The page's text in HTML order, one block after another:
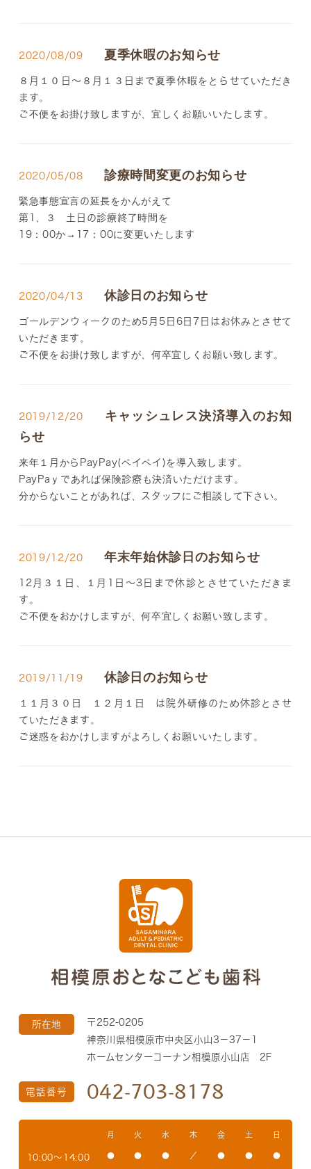
2020/08/09 夏季休暇のお知らせ
８月１０日～８月１３日まで夏季休暇をとらせていただき
ます。
ご不便をお掛け致しますが、宜しくお願いいたします。
2020/05/08 診療時間変更のお知らせ
緊急事態宣言の延長をかんがえて
第1、３ 土日の診療終了時間を
19：00か→17：00に変更いたします
2020/04/13 休診日のお知らせ
ゴールデンウィークのため5月5日6日7日はお休みとさせて
いただきます。
ご不便をお掛け致しますが、何卒宜しくお願い致します。
2019/12/20
キャッシュレス決済導入のお知
らせ
来年１月からPayPay(ペイペイ)を導入致します。
PayPaｙであれば保険診療も決済いただけます。
分からないことがあれば、スタッフにご相談して下さい。
2019/12/20 年末年始休診日のお知らせ
12月３１日、１月1日～3日まで休診とさせていただきま
す。
ご不便をおかけしますが、何卒宜しくお願い致します。
2019/11/19 休診日のお知らせ
１１月３０日 １２月１日 は院外研修のため休診とさせ
ていただきます。
ご迷惑をおかけしますがよろしくお願いいたします。
所在地
〒252-0205
神奈川県相模原市中央区小山3－37－1
ホームセンターコーナン相模原小山店 2F
電話番号 042-703-8178
月 火 水 木 金 土 日
10:00～14:00 ● ● ● ／ ● ● ●